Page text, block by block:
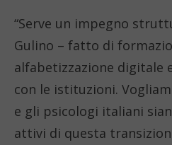
“Serve un impegno
Gulino – fatto di
alfabetizzazione digitale
con le istituzioni.
e gli psicologi italiani
attivi di questa